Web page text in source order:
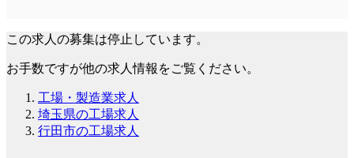
この求人の募集は停止しています。
お手数ですが他の求人情報をご覧ください。
工場・製造業求人
埼玉県の工場求人
行田市の工場求人